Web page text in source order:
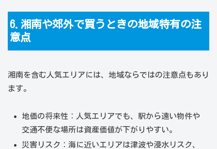
6.湘南や郊外で買うときの地域特有の注
意点
湘南を含む人気エリアには、地域ならではの注意点もあり
ます。
地価の将来性：人気エリアでも、駅から遠い物件や
交通不便な場所は資産価値が下がりやすい。
災害リスク：海に近いエリアは津波や浸水リスク、